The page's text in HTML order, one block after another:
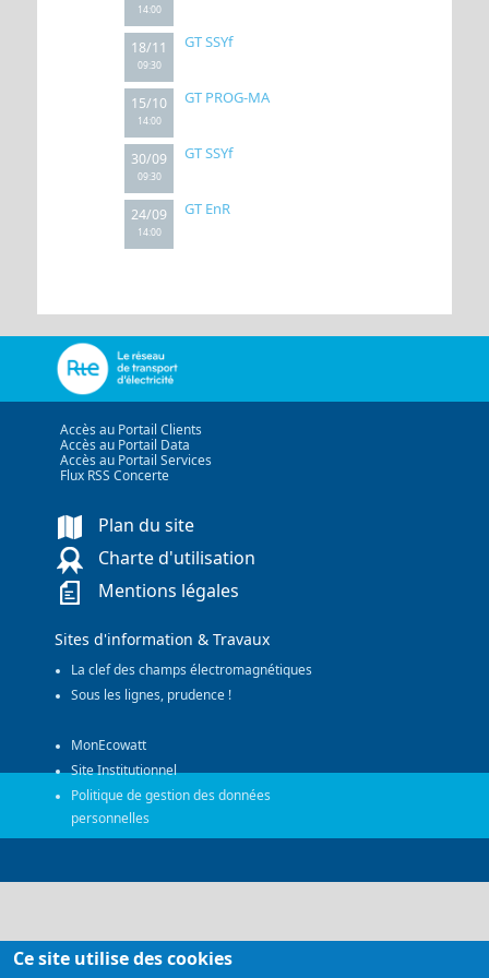
14:00
18/11
09:30
GT SSYf
15/10
14:00
GT PROG-MA
30/09
09:30
GT SSYf
24/09
14:00
GT EnR
Accès au Portail Clients
Accès au Portail Data
Accès au Portail Services
Flux RSS Concerte
Plan du site
Charte d'utilisation
Mentions légales
Sites d'information & Travaux
La clef des champs électromagnétiques
Sous les lignes, prudence !
MonEcowatt
Site Institutionnel
Politique de gestion des données
personnelles
Ce site utilise des cookies